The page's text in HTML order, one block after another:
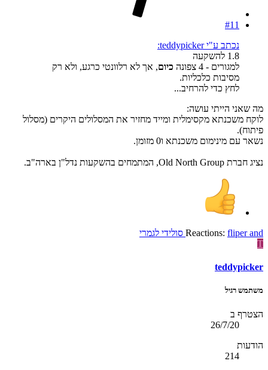
#11
נכתב ע"י teddypicker:
1.8 להשקעה
למגורים - 4 צפונה
כיום, אך לא רלוונטי כרגע, ולא רק
מסיבות כלכליות.
לחץ כדי להרחיב...
מה שאני הייתי עושה:
לוקח משכנתא מקסימלית ומייד מחזיר את המסלולים היקרים (מסלול
פיתוח).
נשאר עם מינימום משכנתא ו0 מזומן.
נציג חברת Old North Group, המתמחים בהשקעות נדל"ן בארה"ב.
Reactions: fliperand
סולידי לגמרי
T
teddypicker
משתמש רגיל
הצטרף ב
26/7/20
הודעות
214